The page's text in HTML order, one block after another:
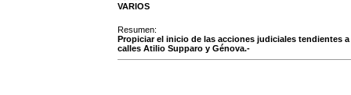
VARIOS
Resumen:
Propiciar el inicio de las acciones judiciales tendientes
calles Atilio Supparo y Génova.-